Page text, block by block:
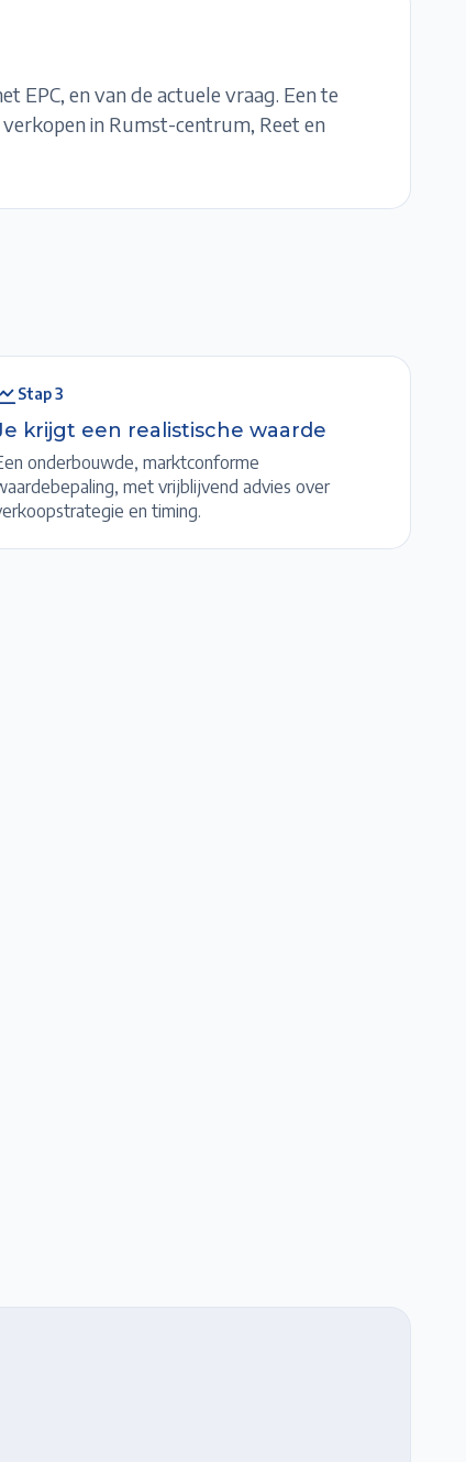
EPC, en van de actuele vraag. Een te
in Rumst-centrum, Reet en
Stap3
krijgt een realistische waarde
onderbouwde, marktconforme
met vrijblijvend advies over
en timing.